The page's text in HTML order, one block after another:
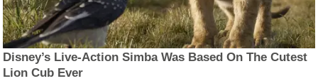
Disney’s Live-Action Simba Was Based On The Cutest
Lion Cub Ever